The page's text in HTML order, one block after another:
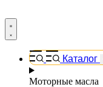
Каталог
Моторные масла